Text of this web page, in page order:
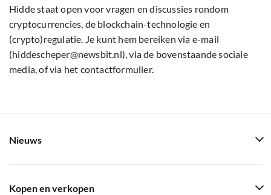
Hidde staat open voor vragen en discussies rondom
cryptocurrencies, de blockchain-technologie en
(crypto)regulatie. Je kunt hem bereiken via e-mail
(hiddescheper@newsbit.nl), via de bovenstaande sociale
media, of via het contactformulier.
Nieuws
Kopen en verkopen